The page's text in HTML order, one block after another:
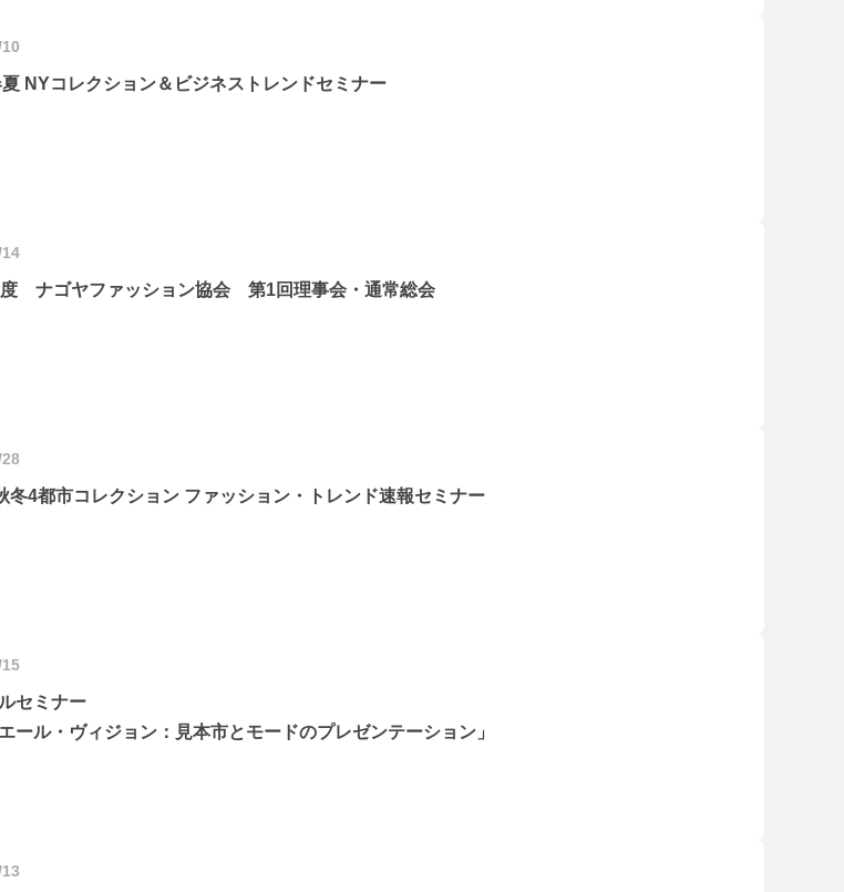
NYコレクション＆ビジネストレンドセミナー
ナゴヤファッション協会 第1回理事会・通常総会
冬4都市コレクション ファッション・トレンド速報セミナー
セミナー
エール・ヴィジョン：見本市とモードのプレゼンテーション」